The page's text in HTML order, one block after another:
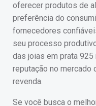
oferecer produtos de
preferência do
fornecedores
seu processo
das joias em prata
reputação no mercado
revenda.
Se você busca o